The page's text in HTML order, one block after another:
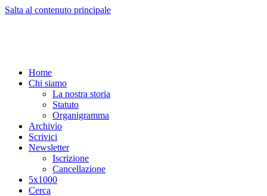
Salta al contenuto principale
Home
Chi siamo
La nostra storia
Statuto
Organigramma
Archivio
Scrivici
Newsletter
Iscrizione
Cancellazione
5x1000
Cerca